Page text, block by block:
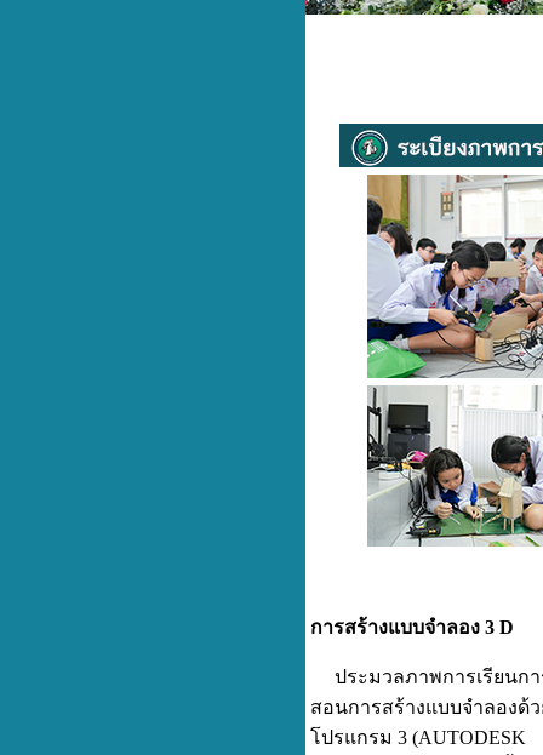
การสร้างแบบจำลอง 3 D
ประมวลภาพการเรียนก
สอนการสร้างแบบจำลองด้
โปรแกรม 3 (AUTODESK